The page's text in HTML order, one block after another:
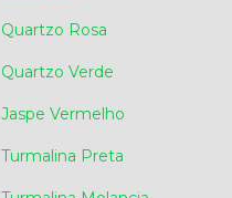
Quartzo Rosa
Quartzo Verde
Jaspe Vermelho
Turmalina Preta